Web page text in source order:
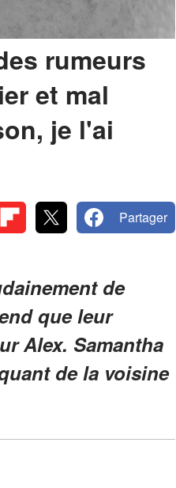
rumeurs
et mal
je l'ai
Partager
de
que leur
Alex. Samantha
de la voisine